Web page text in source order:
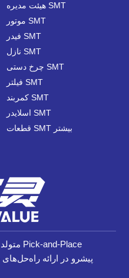
هیئت مدیره SMT
موتور SMT
فیدر SMT
نازل SMT
چرخ دستی SMT
فیلتر SMT
کمربند SMT
اسلایدر SMT
قطعات SMT بیشتر
Geekvalue: متولد ماشین‌های Pick-and-Place
پیشرو در ارائه